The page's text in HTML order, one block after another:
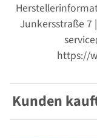
Junkersstraße 7
https://
Kunden